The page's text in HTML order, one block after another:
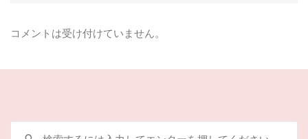
コメントは受け付けていません。